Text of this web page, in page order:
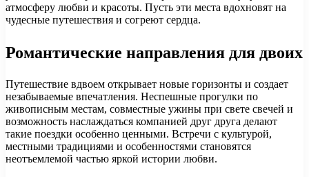
атмосферу любви и красоты. Пусть эти места вдохновят на
чудесные путешествия и согреют сердца.
Романтические направления для двоих
Путешествие вдвоем открывает новые горизонты и создает
незабываемые впечатления. Неспешные прогулки по
живописным местам, совместные ужины при свете свечей и
возможность наслаждаться компанией друг друга делают
такие поездки особенно ценными. Встречи с культурой,
местными традициями и особенностями становятся
неотъемлемой частью яркой истории любви.